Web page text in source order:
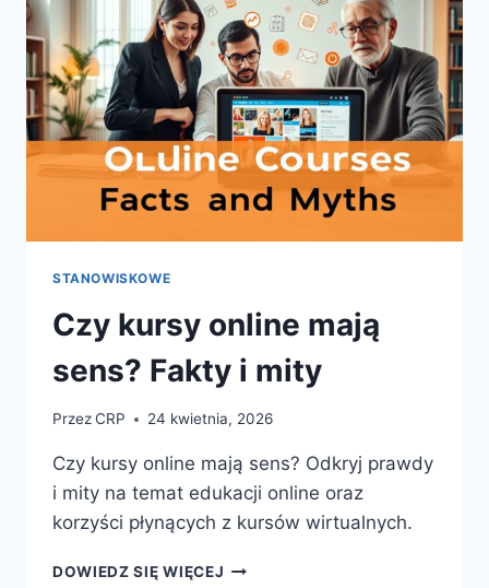
STANOWISKOWE
Czy kursy online mają
sens? Fakty i mity
PrzezCRP 24 kwietnia, 2026
Czy kursy online mają sens? Odkryj prawdy
i mity na temat edukacji online oraz
korzyści płynących z kursów wirtualnych.
DOWIEDZ SIĘ WIĘCEJ CZY